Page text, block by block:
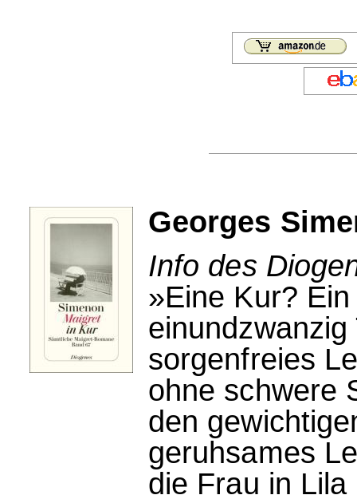
Georges
Info des
»Eine Kur?
sorgenfreies
ohne schwere
den
geruhsames
die Frau in